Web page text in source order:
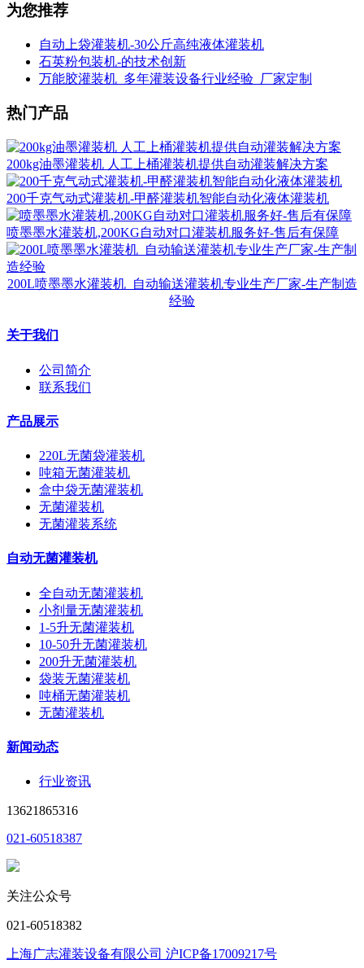
为您推荐
自动上袋灌装机-30公斤高纯液体灌装机
石英粉包装机-的技术创新
万能胶灌装机_多年灌装设备行业经验_厂家定制
热门产品
200kg油墨灌装机 人工上桶灌装机提供自动灌装解决方案
200千克气动式灌装机-甲醛灌装机智能自动化液体灌装机
喷墨墨水灌装机,200KG自动对口灌装机服务好-售后有保障
200L喷墨墨水灌装机_自动输送灌装机专业生产厂家-生产制造
经验
关于我们
公司简介
联系我们
产品展示
220L无菌袋灌装机
吨箱无菌灌装机
盒中袋无菌灌装机
无菌灌装机
无菌灌装系统
自动无菌灌装机
全自动无菌灌装机
小剂量无菌灌装机
1-5升无菌灌装机
10-50升无菌灌装机
200升无菌灌装机
袋装无菌灌装机
吨桶无菌灌装机
无菌灌装机
新闻动态
行业资讯
13621865316
021-60518387
关注公众号
021-60518382
上海广志灌装设备有限公司 沪ICP备17009217号